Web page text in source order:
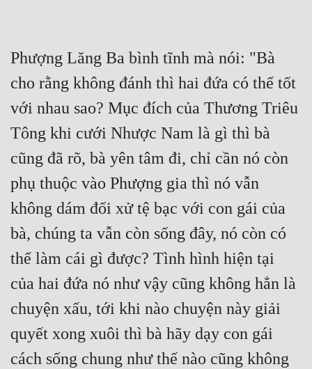
Phượng Lăng Ba bình tĩnh mà nói: "Bà
cho rằng không đánh thì hai đứa có thể tốt
với nhau sao? Mục đích của Thương Triêu
Tông khi cưới Nhược Nam là gì thì bà
cũng đã rõ, bà yên tâm đi, chỉ cần nó còn
phụ thuộc vào Phượng gia thì nó vẫn
không dám đối xử tệ bạc với con gái của
bà, chúng ta vẫn còn sống đây, nó còn có
thể làm cái gì được? Tình hình hiện tại
của hai đứa nó như vậy cũng không hẳn là
chuyện xấu, tới khi nào chuyện này giải
quyết xong xuôi thì bà hãy dạy con gái
cách sống chung như thế nào cũng không